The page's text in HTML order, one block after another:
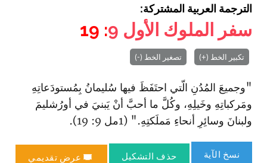
الترجمة العربية المشتركة:
سفر الملوك الأول 9
: 19
تكبير الخط (+) تصغير الخط (-)
"وجميعَ المُدُنِ الّتي ا‏حتَفَظَ فيها سُليمانُ بِمُستودَعاتِهِ
ومَركباتِهِ وخَيلِهِ، وكُلَّ ما أحبَّ أنْ يَبنيَ في أورُشليمَ
ولبنانَ وسائِرِ أنحاءِ مَملَكتِهِ." (1مل 9: 19).
نسخ الآية حذف التشكيل عرض تقديمي